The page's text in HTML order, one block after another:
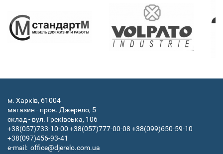
м. Харків, 61004
магазин - пров. Джерело, 5
склад - вул. Греківська, 106
+38(057)733-10-00 +38(057)777-00-08 +38(099)650-59-10
+38(097)456-93-41
e-mail: office@djerelo.com.ua